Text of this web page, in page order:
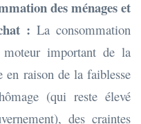
des ménages et
: La consommation
important de la
en raison de la faiblesse
(qui reste élevé
des craintes